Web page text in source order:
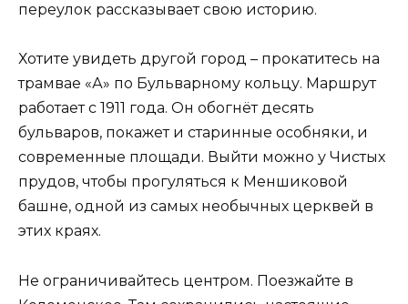
переулок рассказывает свою историю.
Хотите увидеть другой город – прокатитесь на
трамвае «А» по Бульварному кольцу. Маршрут
работает с 1911 года. Он обогнёт десять
бульваров, покажет и старинные особняки, и
современные площади. Выйти можно у Чистых
прудов, чтобы прогуляться к Меншиковой
башне, одной из самых необычных церквей в
этих краях.
Не ограничивайтесь центром. Поезжайте в